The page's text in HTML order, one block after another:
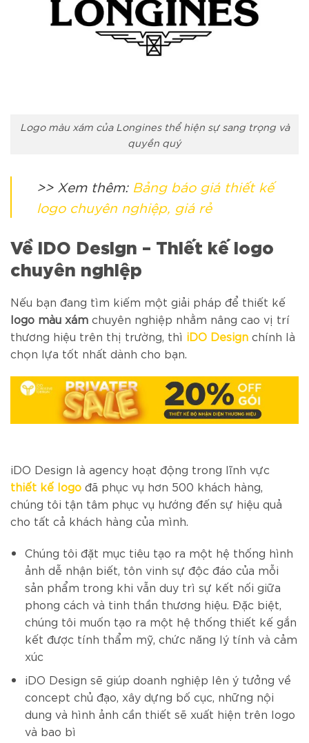
Logo màu xám của Longines thể hiện sự sang trọng và
quyền quý
>> Xem thêm: Bảng báo giá thiết kế
logo chuyên nghiệp, giá rẻ
Về iDO Design – Thiết kế logo
chuyên nghiệp
Nếu bạn đang tìm kiếm một giải pháp để thiết kế
logo màu xám chuyên nghiệp nhằm nâng cao vị trí
thương hiệu trên thị trường, thì iDO Design chính là
chọn lựa tốt nhất dành cho bạn.
iDO Design là agency hoạt động trong lĩnh vực
thiết kế logo đã phục vụ hơn 500 khách hàng,
chúng tôi tận tâm phục vụ hướng đến sự hiệu quả
cho tất cả khách hàng của mình.
Chúng tôi đặt mục tiêu tạo ra một hệ thống hình
ảnh dễ nhận biết, tôn vinh sự độc đáo của mỗi
sản phẩm trong khi vẫn duy trì sự kết nối giữa
phong cách và tinh thần thương hiệu. Đặc biệt,
chúng tôi muốn tạo ra một hệ thống thiết kế gắn
kết được tính thẩm mỹ, chức năng lý tính và cảm
xúc
iDO Design sẽ giúp doanh nghiệp lên ý tưởng về
concept chủ đạo, xây dựng bố cục, những nội
dung và hình ảnh cần thiết sẽ xuất hiện trên logo
và bao bì